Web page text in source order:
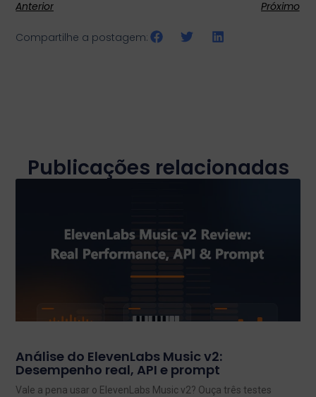
Anterior Próximo
Compartilhe a postagem:
Publicações relacionadas
Análise do ElevenLabs Music v2:
Desempenho real, API e prompt
Vale a pena usar o ElevenLabs Music v2? Ouça três testes